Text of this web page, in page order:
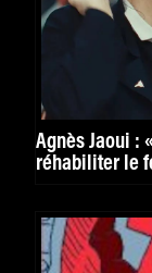
Agnès Jaoui :
réhabiliter le